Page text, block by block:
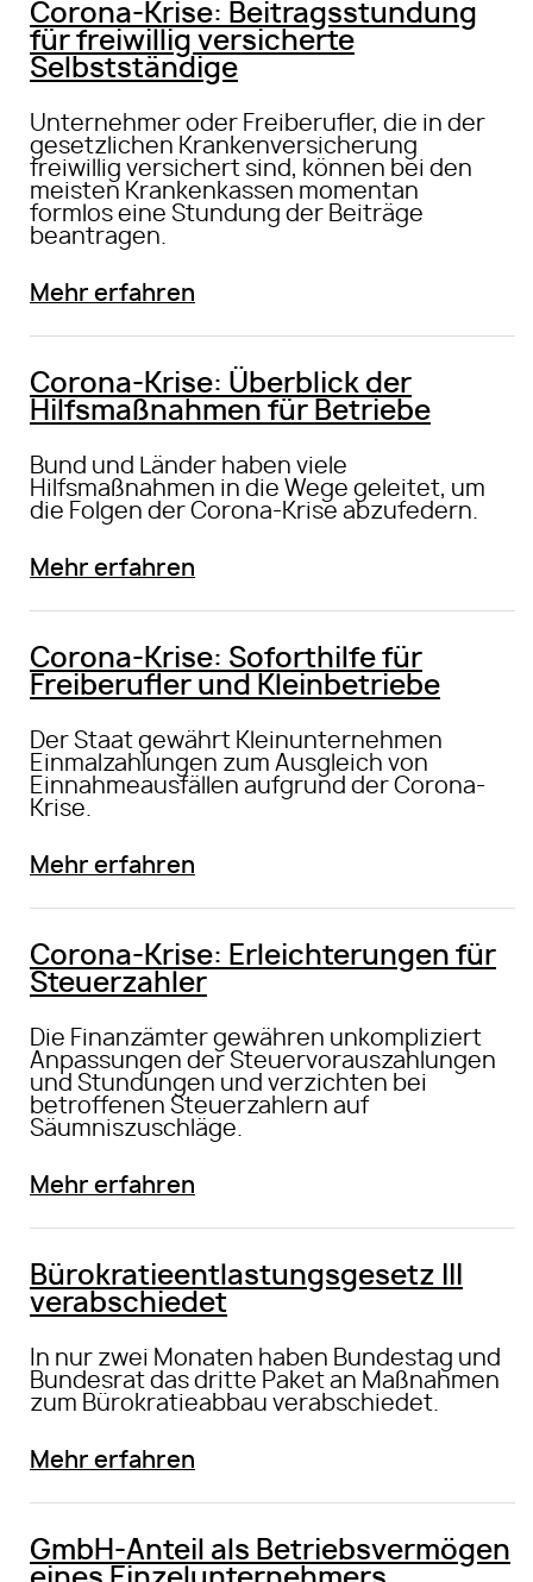
Corona-Krise: Beitragsstundung
für freiwillig versicherte
Selbstständige
Unternehmer oder Freiberufler, die in der
gesetzlichen Krankenversicherung
freiwillig versichert sind, können bei den
meisten Krankenkassen momentan
formlos eine Stundung der Beiträge
beantragen.
Mehr erfahren
Corona-Krise: Überblick der
Hilfsmaßnahmen für Betriebe
Bund und Länder haben viele
Hilfsmaßnahmen in die Wege geleitet, um
die Folgen der Corona-Krise abzufedern.
Mehr erfahren
Corona-Krise: Soforthilfe für
Freiberufler und Kleinbetriebe
Der Staat gewährt Kleinunternehmen
Einmalzahlungen zum Ausgleich von
Einnahmeausfällen aufgrund der Corona-
Krise.
Mehr erfahren
Corona-Krise: Erleichterungen für
Steuerzahler
Die Finanzämter gewähren unkompliziert
Anpassungen der Steuervorauszahlungen
und Stundungen und verzichten bei
betroffenen Steuerzahlern auf
Säumniszuschläge.
Mehr erfahren
Bürokratieentlastungsgesetz III
verabschiedet
In nur zwei Monaten haben Bundestag und
Bundesrat das dritte Paket an Maßnahmen
zum Bürokratieabbau verabschiedet.
Mehr erfahren
GmbH-Anteil als Betriebsvermögen